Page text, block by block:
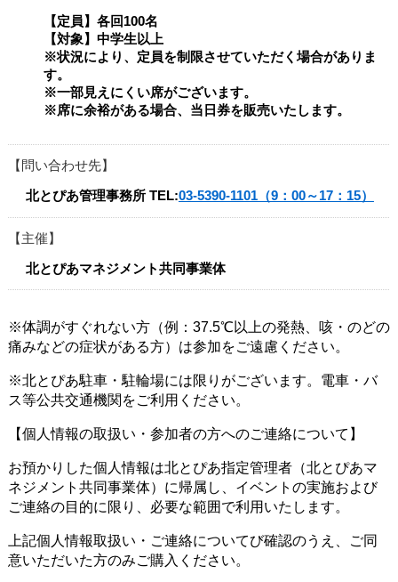
【定員】各回100名
【対象】中学生以上
※状況により、定員を制限させていただく場合がありま
す。
※一部見えにくい席がございます。
※席に余裕がある場合、当日券を販売いたします。
問い合わせ先
北とぴあ管理事務所 TEL:03-5390-1101（9：00～17：15）
主催
北とぴあマネジメント共同事業体
※体調がすぐれない方（例：37.5℃以上の発熱、咳・のどの
痛みなどの症状がある方）は参加をご遠慮ください。
※北とぴあ駐車・駐輪場には限りがございます。電車・バ
ス等公共交通機関をご利用ください。​
【個人情報の取扱い・参加者の方へのご連絡について】
お預かりした個人情報は北とぴあ指定管理者（北とぴあマ
ネジメント共同事業体）に帰属し、イベントの実施および
ご連絡の目的に限り、必要な範囲で利用いたします。
上記個人情報取扱い・ご連絡についてび確認のうえ、ご同
意いただいた方のみご購入ください。